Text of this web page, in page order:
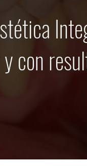
con